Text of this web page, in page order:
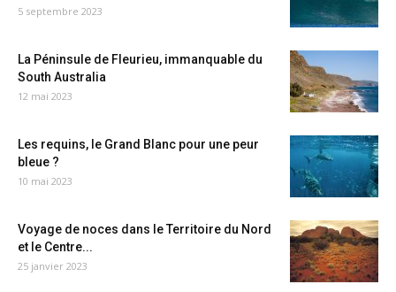
5 septembre 2023
La Péninsule de Fleurieu, immanquable du
South Australia
12 mai 2023
Les requins, le Grand Blanc pour une peur
bleue ?
10 mai 2023
Voyage de noces dans le Territoire du Nord
et le Centre...
25 janvier 2023